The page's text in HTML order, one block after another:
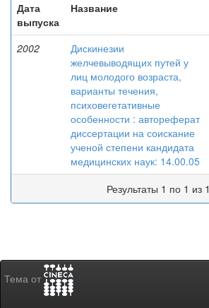
Дата
выпуска
Название
2002
Дискинезии
желчевыводящих путей у
лиц молодого возраста,
варианты течения,
психовегетативные
особенности : автореферат
диссертации на соискание
ученой степени кандидата
медицинских наук: 14.00.05
Результаты 1 по 1 из 1
Тема от